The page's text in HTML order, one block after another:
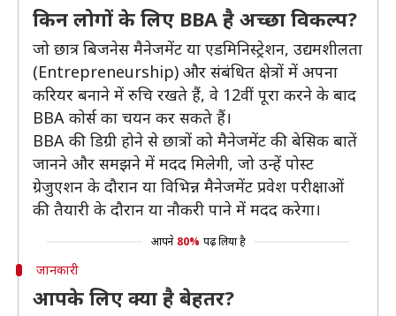
किन लोगों के लिए BBA है अच्छा विकल्प?
जो छात्र बिजनेस मैनेजमेंट या एडमिनिस्ट्रेशन, उद्यमशीलता
(Entrepreneurship) और संबंधित क्षेत्रों में अपना
करियर बनाने में रुचि रखते हैं, वे 12वीं पूरा करने के बाद
BBA कोर्स का चयन कर सकते हैं।
BBA की डिग्री होने से छात्रों को मैनेजमेंट की बेसिक बातें
जानने और समझने में मदद मिलेगी, जो उन्हें पोस्ट
ग्रेजुएशन के दौरान या विभिन्न मैनेजमेंट प्रवेश परीक्षाओं
की तैयारी के दौरान या नौकरी पाने में मदद करेगा।
आपने 80% पढ़ लिया है
जानकारी
आपके लिए क्या है बेहतर?